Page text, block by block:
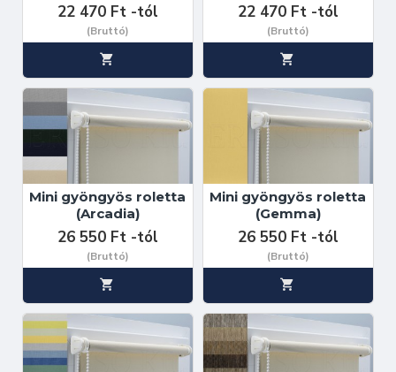
22 470 Ft -tól
(Bruttó)
22 470 Ft -tól
(Bruttó)
Mini gyöngyös roletta
(Arcadia)
26 550 Ft -tól
(Bruttó)
Mini gyöngyös roletta
(Gemma)
26 550 Ft -tól
(Bruttó)